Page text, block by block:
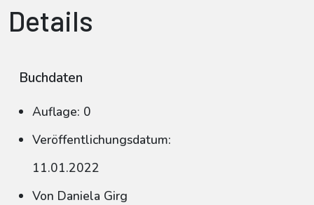
Details
Buchdaten
Auflage: 0
Veröffentlichungsdatum:
11.01.2022
Von Daniela Girg